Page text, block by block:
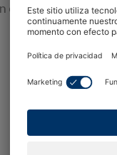
objetivos, sino